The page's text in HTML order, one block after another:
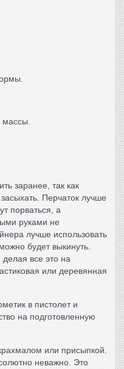
заранее, так как
Перчаток лучше
порваться, а
руками не
лучше использовать
будет выкинуть.
все это на
или деревянная
в пистолет и
на подготовленную
или присыпкой.
неважно. Это